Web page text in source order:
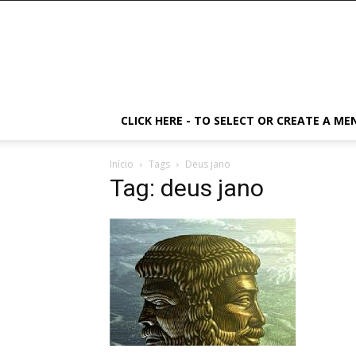
CLICK HERE - TO SELECT OR CREATE A
Início Tags Deus jano
Tag: deus jano